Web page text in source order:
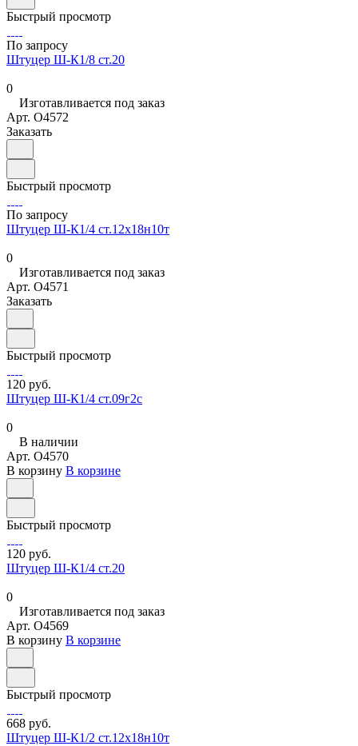
Быстрый просмотр
По запросу
Штуцер Ш-К1/8 ст.20
0
Изготавливается под заказ
Арт. O4572
Заказать
Быстрый просмотр
По запросу
Штуцер Ш-К1/4 ст.12х18н10т
0
Изготавливается под заказ
Арт. O4571
Заказать
Быстрый просмотр
120 руб.
Штуцер Ш-К1/4 ст.09г2с
0
В наличии
Арт. O4570
В корзину В корзине
Быстрый просмотр
120 руб.
Штуцер Ш-К1/4 ст.20
0
Изготавливается под заказ
Арт. O4569
В корзину В корзине
Быстрый просмотр
668 руб.
Штуцер Ш-К1/2 ст.12х18н10т